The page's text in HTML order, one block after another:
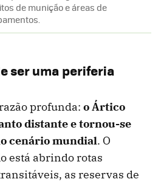
de munição e áreas de
ser uma periferia
profunda: o Ártico
distante e tornou-se
cenário mundial. O
está abrindo rotas
as reservas de